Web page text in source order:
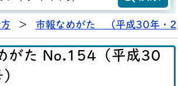
> 市報なめがた （平成30年・
がた No.154（平成30